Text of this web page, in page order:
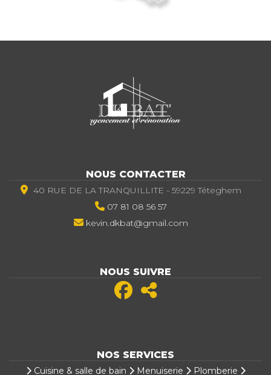
NOUS CONTACTER
40 RUE DE LA TRANQUILLITE - 59229 Téteghem
07 81 08 56 57
kevin.dkbat@gmail.com
NOUS SUIVRE
NOS SERVICES
Cuisine & salle de bain Menuiserie Plomberie